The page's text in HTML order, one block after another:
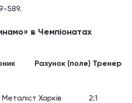
589.
в Чемпіонатах
Рахунок (поле) Тренер
Харків 2:1